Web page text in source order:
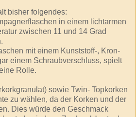
bisher folgendes:
in einem lichtarmen
zwischen 11 und 14 Grad
mit einem Kunststoff-, Kron-
einem Schraubverschluss, spielt
Rolle.
sowie Twin- Topkorken
zu wählen, da der Korken und der
Dies würde den Geschmack